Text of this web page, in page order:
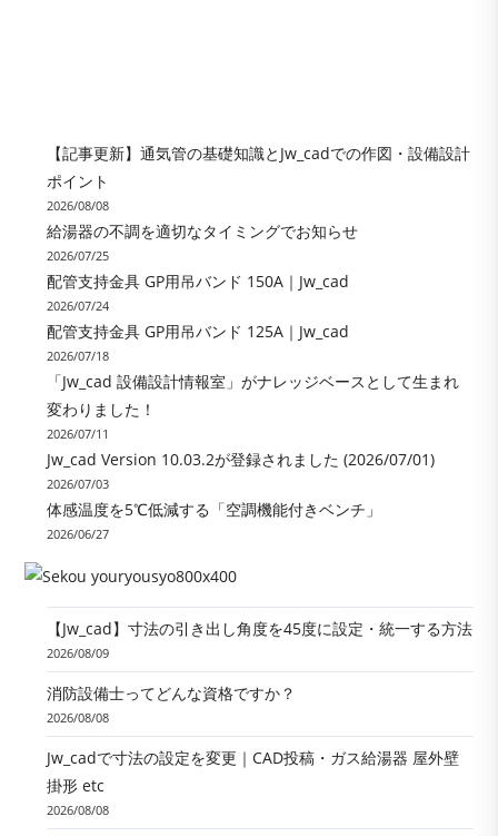
【記事更新】通気管の基礎知識とJw_cadでの作図・設備設計
ポイント
2026/08/08
給湯器の不調を適切なタイミングでお知らせ
2026/07/25
配管支持金具 GP用吊バンド 150A｜Jw_cad
2026/07/24
配管支持金具 GP用吊バンド 125A｜Jw_cad
2026/07/18
「Jw_cad 設備設計情報室」がナレッジベースとして生まれ
変わりました！
2026/07/11
Jw_cad Version 10.03.2が登録されました (2026/07/01)
2026/07/03
体感温度を5℃低減する「空調機能付きベンチ」
2026/06/27
【Jw_cad】寸法の引き出し角度を45度に設定・統一する方法
2026/08/09
消防設備士ってどんな資格ですか？
2026/08/08
Jw_cadで寸法の設定を変更｜CAD投稿・ガス給湯器 屋外壁
掛形 etc
2026/08/08